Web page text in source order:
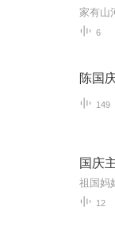
6
陈国
149
国庆
12